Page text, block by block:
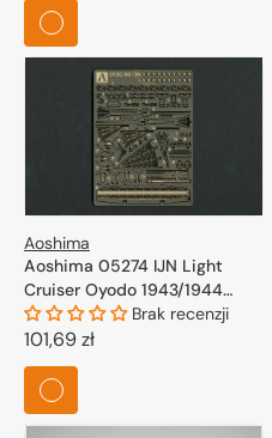
Aoshima
Aoshima 05274 IJN Light
Cruiser Oyodo 1943/1944
Photo Etched Parts Set 1/700
Brak recenzji
Cena
regularna
101,69 zł